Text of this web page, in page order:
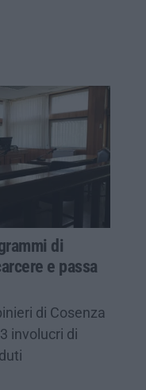
di
e passa
di Cosenza
involucri di